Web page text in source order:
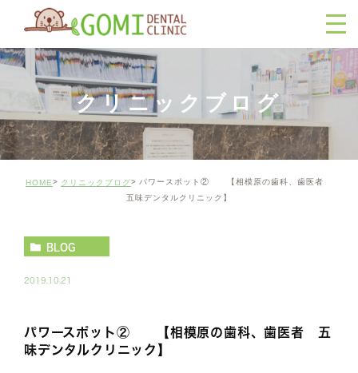
クリニックブログ
HOME クリニックブログ
パワースポット② 【相模原の歯科、歯医者
五味デンタルクリニック】
BLOG
2019.10.21
パワースポット② 【相模原の歯科、歯医者 五
味デンタルクリニック】